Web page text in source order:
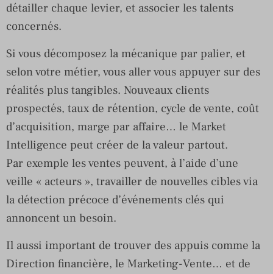
détailler chaque levier, et associer les talents
concernés.
Si vous décomposez la mécanique par palier, et
selon votre métier, vous aller vous appuyer sur des
réalités plus tangibles. Nouveaux clients
prospectés, taux de rétention, cycle de vente, coût
d’acquisition, marge par affaire… le Market
Intelligence peut créer de la valeur partout.
Par exemple les ventes peuvent, à l’aide d’une
veille « acteurs », travailler de nouvelles cibles via
la détection précoce d’événements clés qui
annoncent un besoin.
Il aussi important de trouver des appuis comme la
Direction financière, le Marketing-Vente… et de